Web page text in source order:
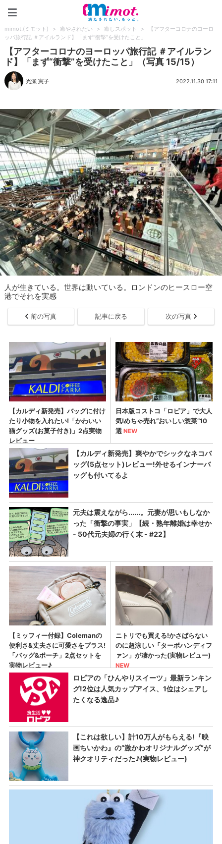
mimot.(ミモット) > 癒やされたい > 癒しスポット >
【アフターコロナのヨーロ
ッパ旅行記 ＃アイルランド】「まず“衝撃”を受けたこと」
【アフターコロナのヨーロッパ旅行記 ＃アイルラン
ド】「まず“衝撃”を受けたこと」（写真 15/15）
光瀬 憲子 2022.11.30 17:11
人が生きている。世界は動いている。ロンドンのヒースロー空
港でそれを実感
前の写真 記事に戻る 次の写真